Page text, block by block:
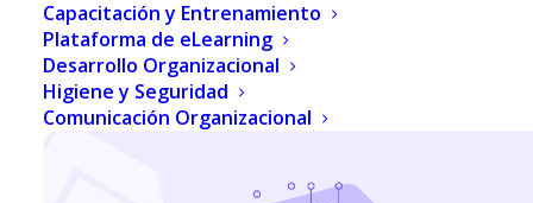
Capacitación y Entrenamiento
Plataforma de eLearning
Desarrollo Organizacional
Higiene y Seguridad
Comunicación Organizacional
RECURSOS HUMANOS
PARA EL 2025